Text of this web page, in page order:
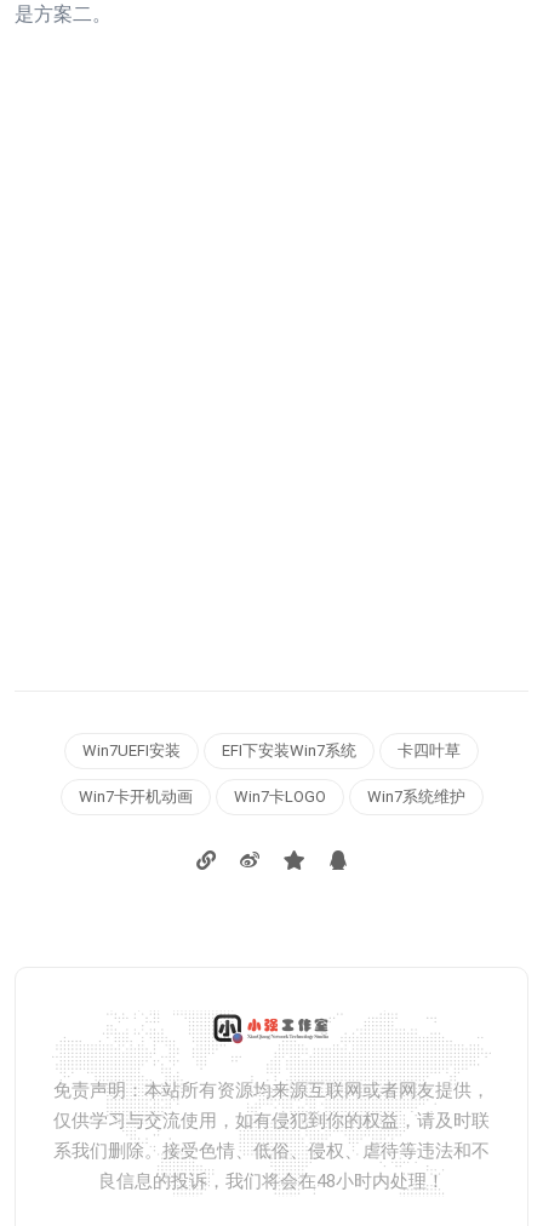
是方案二。
Win7UEFI安装 EFI下安装Win7系统 卡四叶草
Win7卡开机动画 Win7卡LOGO Win7系统维护
免责声明：本站所有资源均来源互联网或者网友提供，
仅供学习与交流使用，如有侵犯到你的权益，请及时联
系我们删除。接受色情、低俗、侵权、虐待等违法和不
良信息的投诉，我们将会在48小时内处理！